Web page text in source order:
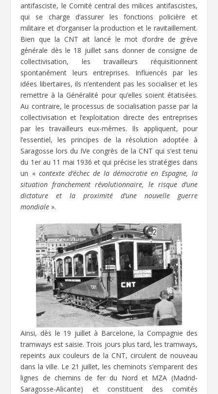
antifasciste, le Comité central des milices antifascistes,
qui se charge d’assurer les fonctions policière et
militaire et d’organiser la production et le ravitaillement.
Bien que la CNT ait lancé le mot d’ordre de grève
générale dès le 18 juillet sans donner de consigne de
collectivisation, les travailleurs réquisitionnent
spontanément leurs entreprises. Influencés par les
idées libertaires, ils n’entendent pas les socialiser et les
remettre à la Généralité pour qu’elles soient étatisées.
Au contraire, le processus de socialisation passe par la
collectivisation et l’exploitation directe des entreprises
par les travailleurs eux-mêmes. Ils appliquent, pour
l’essentiel, les principes de la résolution adoptée à
Saragosse lors du IVe congrès de la CNT qui s’est tenu
du 1erau 11 mai 1936 et qui précise les stratégies dans
un « contexte d’échec de la démocratie en Espagne, la
situation franchement révolutionnaire, le risque d’une
dictature et la proximité d’une nouvelle guerre
mondiale ».
Ainsi, dès le 19 juillet à Barcelone, la Compagnie des
tramways est saisie. Trois jours plus tard, les tramways,
repeints aux couleurs de la CNT, circulent de nouveau
dans la ville. Le 21 juillet, les cheminots s’emparent des
lignes de chemins de fer du Nord et MZA (Madrid-
Saragosse-Alicante) et constituent des comités